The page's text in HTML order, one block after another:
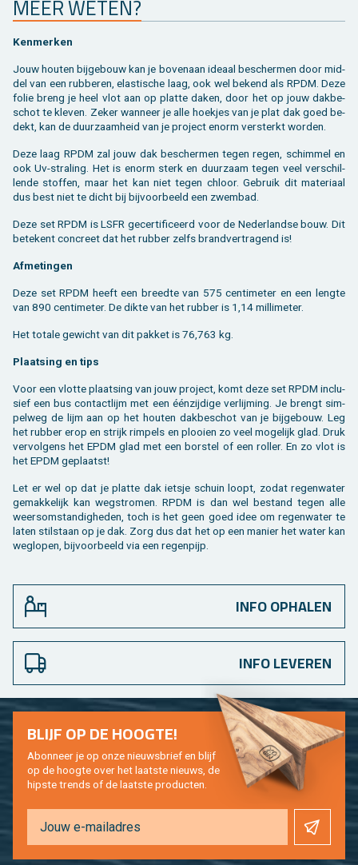
MEER WETEN?
Ken­mer­ken
Jouw hou­ten bij­ge­bouw kan je bo­ven­aan ide­aal be­scher­men door mid­
del van een rub­be­ren, elas­ti­sche laag, ook wel be­kend als RPDM. Deze
folie breng je heel vlot aan op plat­te daken, door het op jouw dak­be­
schot te kle­ven. Zeker wan­neer je alle hoek­jes van je plat dak goed be­
dekt, kan de duur­zaam­heid van je pro­ject enorm ver­sterkt wor­den.
Deze laag RPDM zal jouw dak be­scher­men tegen regen, schim­mel en
ook Uv-stra­ling. Het is enorm sterk en duur­zaam tegen veel ver­schil­
len­de stof­fen, maar het kan niet tegen chloor. Ge­bruik dit ma­te­ri­aal
dus best niet te dicht bij bij­voor­beeld een zwem­bad.
Deze set RPDM is LSFR ge­cer­ti­fi­ceerd voor de Ne­der­land­se bouw. Dit
be­te­kent con­creet dat het rub­ber zelfs brand­ver­tra­gend is!
Af­me­tin­gen
Deze set RPDM heeft een breed­te van 575 cen­ti­me­ter en een leng­te
van 890 cen­ti­me­ter. De dikte van het rub­ber is 1,14 mil­li­me­ter.
Het to­ta­le ge­wicht van dit pak­ket is 76,763 kg.
Plaat­sing en tips
Voor een vlot­te plaat­sing van jouw pro­ject, komt deze set RPDM in­clu­
sief een bus con­tact­lijm met een éénzij­di­ge ver­lij­ming. Je brengt sim­
pel­weg de lijm aan op het hou­ten dak­be­schot van je bij­ge­bouw. Leg
het rub­ber erop en strijk rim­pels en plooi­en zo veel mo­ge­lijk glad. Druk
ver­vol­gens het EPDM glad met een bor­stel of een rol­ler. En zo vlot is
het EPDM ge­plaatst!
Let er wel op dat je plat­te dak iets­je schuin loopt, zodat re­gen­wa­ter
ge­mak­ke­lijk kan weg­stro­men. RPDM is dan wel be­stand tegen alle
weers­om­stan­dig­he­den, toch is het geen goed idee om re­gen­wa­ter te
laten stil­staan op je dak. Zorg dus dat het op een ma­nier het water kan
weg­lo­pen, bij­voor­beeld via een re­gen­pijp.
INFO OPHALEN
INFO LEVEREN
BLIJF OP DE HOOG­TE!
Abon­neer je op onze nieuws­brief en blijf
op de hoog­te over het laat­ste nieuws, de
hip­s­te trends of de laat­ste pro­duc­ten.